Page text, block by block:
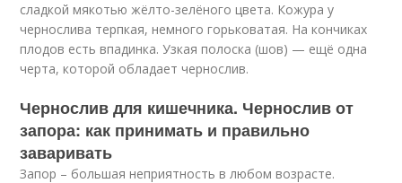
сладкой мякотью жёлто-зелёного цвета. Кожура у
чернослива терпкая, немного горьковатая. На кончиках
плодов есть впадинка. Узкая полоска (шов) — ещё одна
черта, которой обладает чернослив.
Чернослив для кишечника. Чернослив от
запора: как принимать и правильно
заваривать
Запор – большая неприятность в любом возрасте.